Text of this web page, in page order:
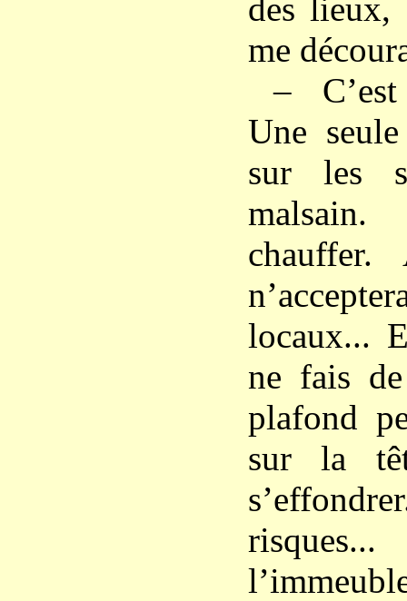
des lieux,
me
–
Une
sur les
chauffer.
locaux...
ne fais
plafond
sur la